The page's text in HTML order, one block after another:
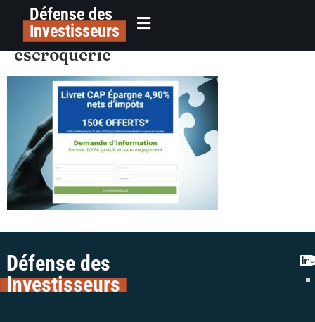
principalDéfense des
Investisseurs
alerte-plateforme-placement-
finance-colman-avocats-
escroquerie
Défense des
Investisseurs